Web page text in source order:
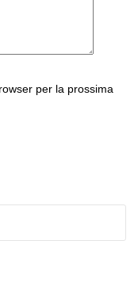
per la prossima